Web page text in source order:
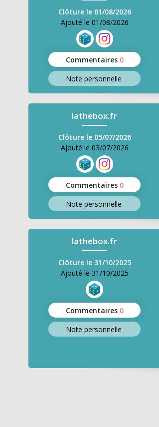
Clôture le 01/08/2026
Ajouté le 01/08/2026
Commentaires 0
Note personnelle
lathebox.fr
Clôture le 05/07/2026
Ajouté le 03/07/2026
Commentaires 0
Note personnelle
lathebox.fr
Clôture le 31/10/2025
Ajouté le 31/10/2025
Commentaires 0
Note personnelle